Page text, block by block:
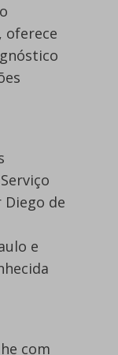
, oferece
Diego de
e
com